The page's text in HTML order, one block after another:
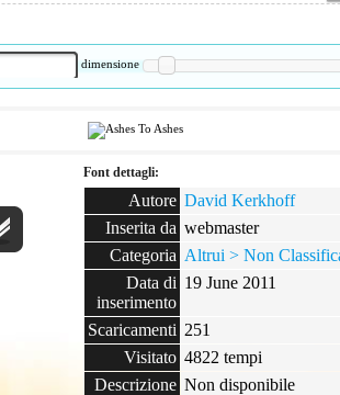
dimensione
Font dettagli:
Autore David Kerkhoff
Inserita da webmaster
Categoria Altrui > Non
Data di
inserimento
19 June 2011
Scaricamenti 251
Visitato 4822 tempi
Descrizione Non disponibile